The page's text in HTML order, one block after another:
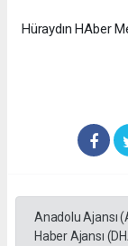
Hüraydın HAber
Anadolu Ajansı
Haber Ajansı